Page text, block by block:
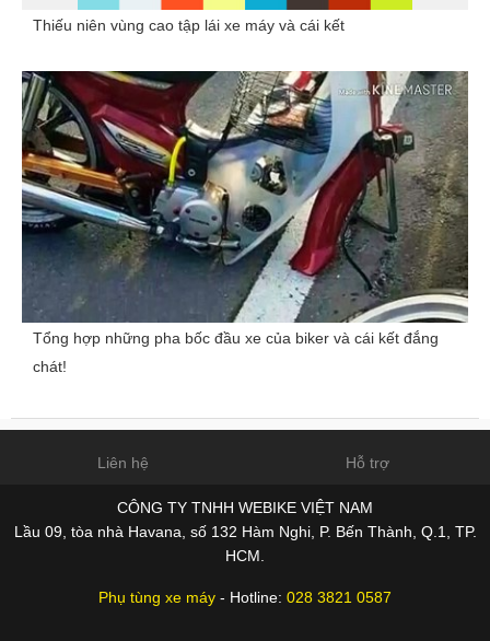
Thiếu niên vùng cao tập lái xe máy và cái kết
Tổng hợp những pha bốc đầu xe của biker và cái kết đắng
chát!
Liên hệ Hỗ trợ
CÔNG TY TNHH WEBIKE VIỆT NAM
Lầu 09, tòa nhà Havana, số 132 Hàm Nghi, P. Bến Thành, Q.1, TP.
HCM.
Phụ tùng xe máy - Hotline: 028 3821 0587